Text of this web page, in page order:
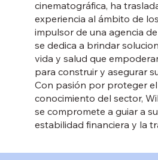
cinematográfica, ha
experiencia al ámbito de
impulsor de una agencia
se dedica a brindar
vida y salud que
para construir y asegurar
Con pasión por proteger
conocimiento del sector,
se compromete a guiar a
estabilidad financiera y la